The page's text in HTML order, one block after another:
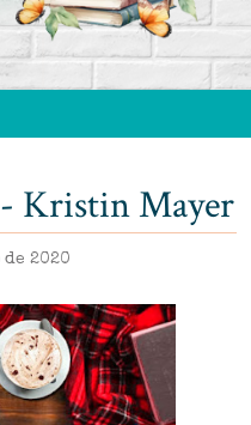
Kristin Mayer
de 2020